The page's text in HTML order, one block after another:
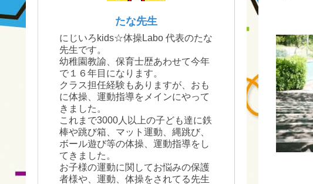
たな先生
にじいろkids☆体操Labo 代表のたな
先生です。
幼稚園教諭、保育士歴あわせて今年
で１６年目になります。
クラス担任経験もありますが、おも
に体操、運動指導をメインにやって
きました。
これまで3000人以上の子ども達に鉄
棒や跳び箱、マット運動、縄跳び、
ボール遊び等の体操、運動指導をし
てきました。
お子様の運動に関してお悩みの保護
者様や、運動、体操をされてる先生